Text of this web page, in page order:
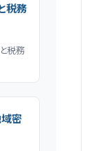
税務
税務
密